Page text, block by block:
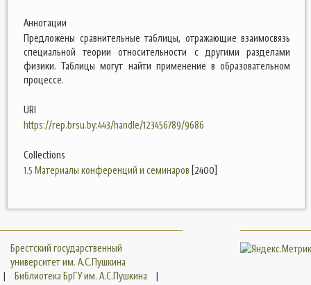
Аннотации
Предложены сравнительные таблицы, отражающие взаимосвязь
специальной теории относительности с другими разделами
физики. Таблицы могут найти применение в образовательном
процессе.
URI
https://rep.brsu.by:443/handle/123456789/9686
Collections
1.5 Материалы конференций и семинаров [2400]
Брестский государственный
университет им. А.С.Пушкина
|
Библиотека БрГУ им. А.С.Пушкина
|